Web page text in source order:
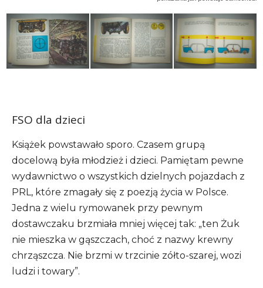
FSO dla dzieci
Książek powstawało sporo. Czasem grupą
docelową była młodzież i dzieci. Pamiętam pewne
wydawnictwo o wszystkich dzielnych pojazdach z
PRL, które zmagały się z poezją życia w Polsce.
Jedna z wielu rymowanek przy pewnym
dostawczaku brzmiała mniej więcej tak: „ten Żuk
nie mieszka w gąszczach, choć z nazwy krewny
chrząszcza. Nie brzmi w trzcinie zółto-szarej, wozi
ludzi i towary”.